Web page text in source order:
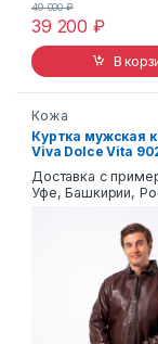
39 200₽
49 000₽
В
Кожа
Куртка мужская
Viva Dolce Vita
Доставка с
Уфе, Башкирии,